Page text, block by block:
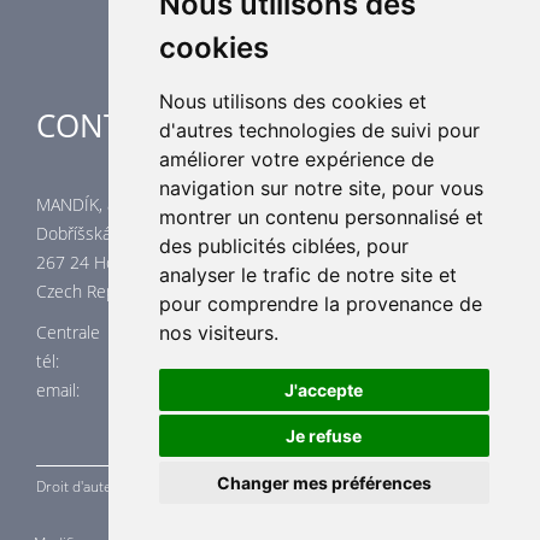
cookies
Nous utilisons des cookies et
d'autres technologies de suivi pour
améliorer votre expérience de
navigation sur notre site, pour vous
montrer un contenu personnalisé et
des publicités ciblées, pour
analyser le trafic de notre site et
pour comprendre la provenance de
nos visiteurs.
J'accepte
Je refuse
Changer mes préférences
CONTACTES
MANDÍK, a.s.
Dobříšská 550
267 24 Hostomice
Czech Republic
Centrale
tél: +420 311 706 706
email: mandik@mandik.cz
Droit d'auteur © a.s. 2015 - 2026